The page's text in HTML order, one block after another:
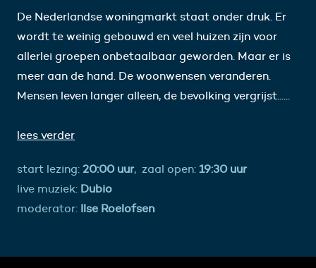
De Nederlandse woningmarkt staat onder druk. Er
wordt te weinig gebouwd en veel huizen zijn voor
allerlei groepen onbetaalbaar geworden. Maar er is
meer aan de hand. De woonwensen veranderen.
Mensen leven langer alleen, de bevolking vergrijst......
lees verder
start lezing: 20:00 uur, zaal open: 19:30 uur
live muziek: Dubio
moderator: Ilse Roelofsen